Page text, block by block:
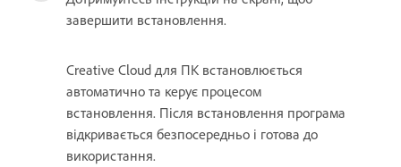
завершити встановлення.
Creative Cloud для ПК встановлюється
автоматично та керує процесом
встановлення. Після встановлення програма
відкривається безпосередньо і готова до
використання.